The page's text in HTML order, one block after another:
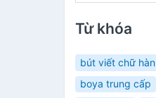
Từ khóa
bút viết chữ hàn
boya trung cấp